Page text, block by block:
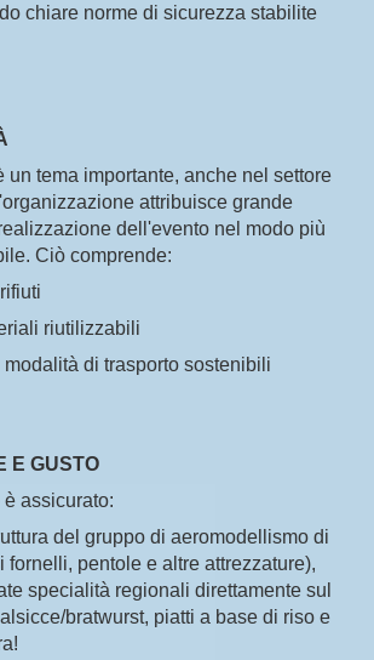
chiare norme di sicurezza stabilite
un tema importante, anche nel settore
attribuisce grande
dell'evento nel modo più
Ciò comprende:
riutilizzabili
di trasporto sostenibili
E GUSTO
è assicurato:
del gruppo di aeromodellismo di
fornelli, pentole e altre attrezzature),
specialità regionali direttamente sul
bratwurst, piatti a base di riso e